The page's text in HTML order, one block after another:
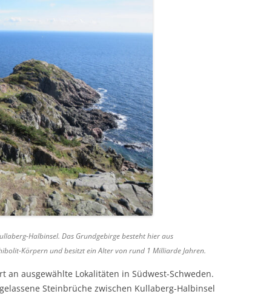
Halbinsel. Das Grundgebirge besteht hier aus
Körpern und besitzt ein Alter von rund 1 Milliarde Jahren.
ausgewählte Lokalitäten in Südwest-Schweden.
Steinbrüche zwischen Kullaberg-Halbinsel